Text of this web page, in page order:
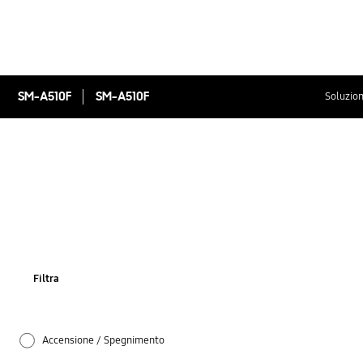
SM-A510F SM-A510F
Filtra
Accensione / Spegnimento